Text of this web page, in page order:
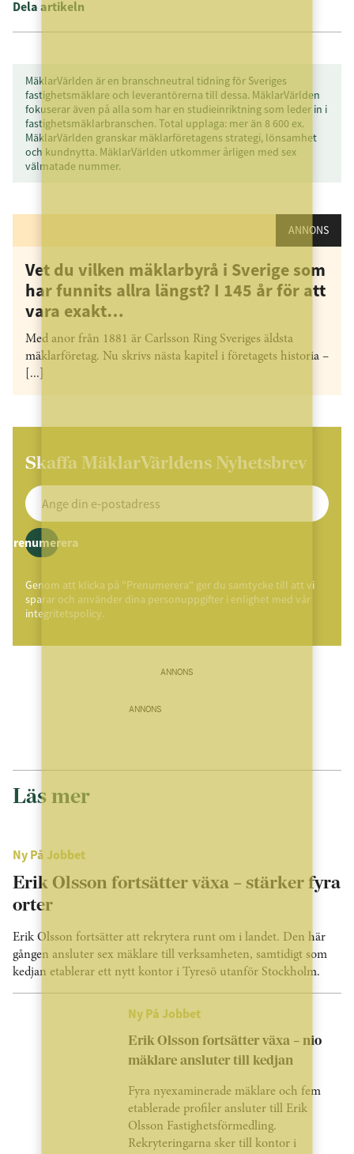
Dela artikeln
MäklarVärlden är en branschneutral tidning för Sveriges
fastighetsmäklare och leverantörerna till dessa. MäklarVärlden
fokuserar även på alla som har en studieinriktning som leder in i
fastighetsmäklarbranschen. Total upplaga: mer än 8 600 ex.
MäklarVärlden granskar mäklarföretagens strategi, lönsamhet
och kundnytta. MäklarVärlden utkommer årligen med sex
välmatade nummer.
ANNONS
Vet du vilken mäklarbyrå i Sverige som
har funnits allra längst? I 145 år för att
vara exakt…
Med anor från 1881 är Carlsson Ring Sveriges äldsta
mäklarföretag. Nu skrivs nästa kapitel i företagets historia –
[...]
Skaffa MäklarVärldens Nyhetsbrev
Prenumerera
Genom att klicka på "Prenumerera" ger du samtycke till att vi
sparar och använder dina personuppgifter i enlighet med vår
integritetspolicy.
ANNONS
ANNONS
Läs mer
Ny På Jobbet
Erik Olsson fortsätter växa – stärker fyra
orter
Erik Olsson fortsätter att rekrytera runt om i landet. Den här
gången ansluter sex mäklare till verksamheten, samtidigt som
kedjan etablerar ett nytt kontor i Tyresö utanför Stockholm.
Ny På Jobbet
Erik Olsson fortsätter växa – nio
mäklare ansluter till kedjan
Fyra nyexaminerade mäklare och fem
etablerade profiler ansluter till Erik
Olsson Fastighetsförmedling.
Rekryteringarna sker till kontor i